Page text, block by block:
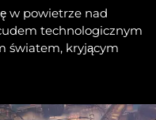
w powietrze nad
technologicznym
światem, kryjącym